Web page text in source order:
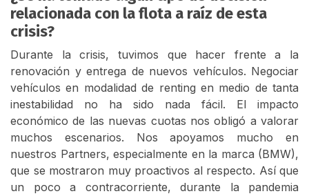
relacionada con la flota a raíz de esta
crisis?
Durante la crisis, tuvimos que hacer frente a la
renovación y entrega de nuevos vehículos. Negociar
vehículos en modalidad de renting en medio de tanta
inestabilidad no ha sido nada fácil. El impacto
económico de las nuevas cuotas nos obligó a valorar
muchos escenarios. Nos apoyamos mucho en
nuestros Partners, especialmente en la marca (BMW),
que se mostraron muy proactivos al respecto. Así que
un poco a contracorriente, durante la pandemia